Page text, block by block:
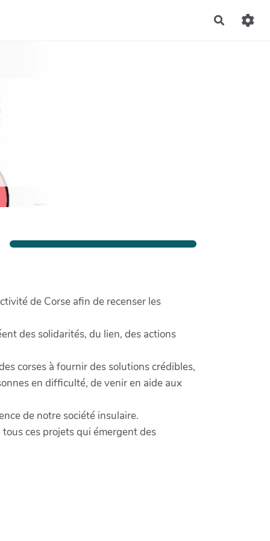
de Corse afin de recenser les
des solidarités, du lien, des actions
corses à fournir des solutions crédibles,
en difficulté, de venir en aide aux
de notre société insulaire.
ces projets qui émergent des